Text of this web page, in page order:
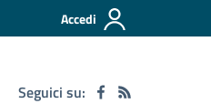
Accedi
Seguici su: